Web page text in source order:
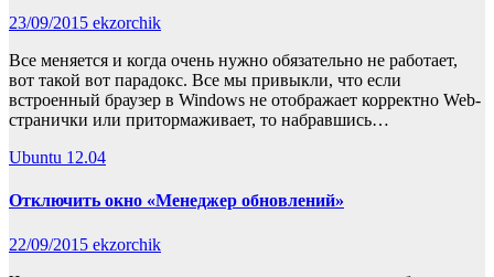
23/09/2015 ekzorchik
Все меняется и когда очень нужно обязательно не работает,
вот такой вот парадокс. Все мы привыкли, что если
встроенный браузер в Windows не отображает корректно Web-
странички или притормаживает, то набравшись…
Ubuntu 12.04
Отключить окно «Менеджер обновлений»
22/09/2015 ekzorchik